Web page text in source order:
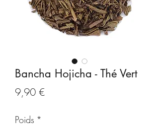
Bancha Hojicha - Thé Vert
9,90 €Prix
Poids *